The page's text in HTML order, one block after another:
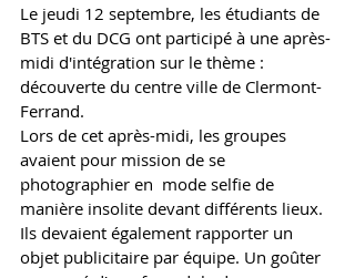
Le jeudi 12 septembre, les étudiants de
BTS et du DCG ont participé à une après-
midi d'intégration sur le thème :
découverte du centre ville de Clermont-
Ferrand.
Lors de cet après-midi, les groupes
avaient pour mission de se
photographier en  mode selfie de
manière insolite devant différents lieux.
Ils devaient également rapporter un
objet publicitaire par équipe. Un goûter